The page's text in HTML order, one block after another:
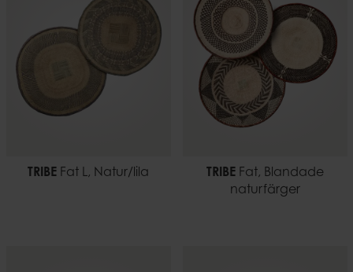
TRIBE Fat L, Natur/lila TRIBEFat, Blandade
naturfärger